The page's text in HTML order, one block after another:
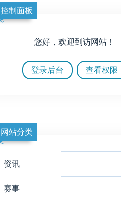
控制面板
您好，欢迎到访网站！
登录后台 查看权限
网站分类
资讯
赛事